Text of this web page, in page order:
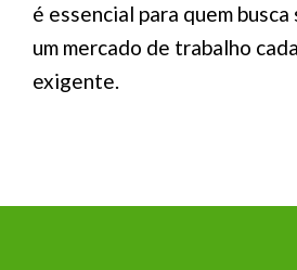
é essencial para quem
um mercado de trabalho
exigente.